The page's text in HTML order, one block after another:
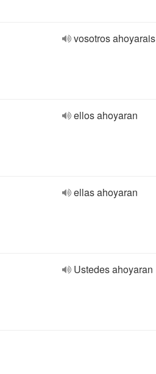
vosotros ahoyarais
ellos ahoyaran
ellas ahoyaran
Ustedes ahoyaran